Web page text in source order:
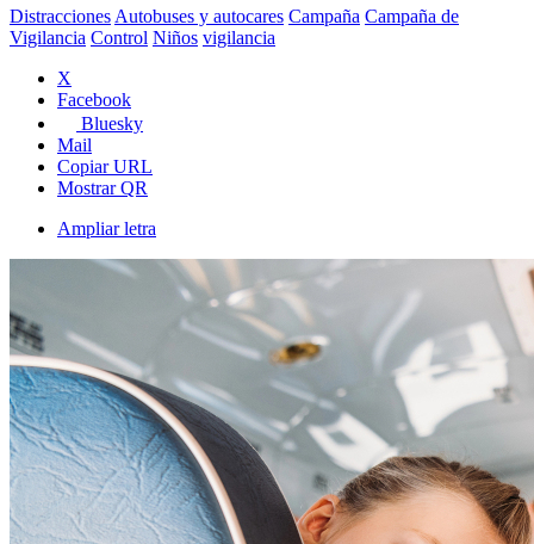
Distracciones Autobuses y autocares Campaña Campaña de
Vigilancia Control Niños vigilancia
X
Facebook
Bluesky
Mail
Copiar URL
Mostrar QR
Ampliar letra